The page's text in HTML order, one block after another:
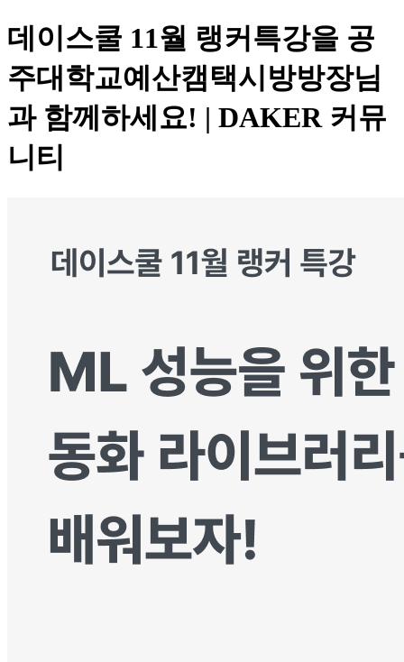
데이스쿨 11월 랭커특강을 공
주대학교예산캠택시방방장님
과 함께하세요! | DAKER 커뮤
니티